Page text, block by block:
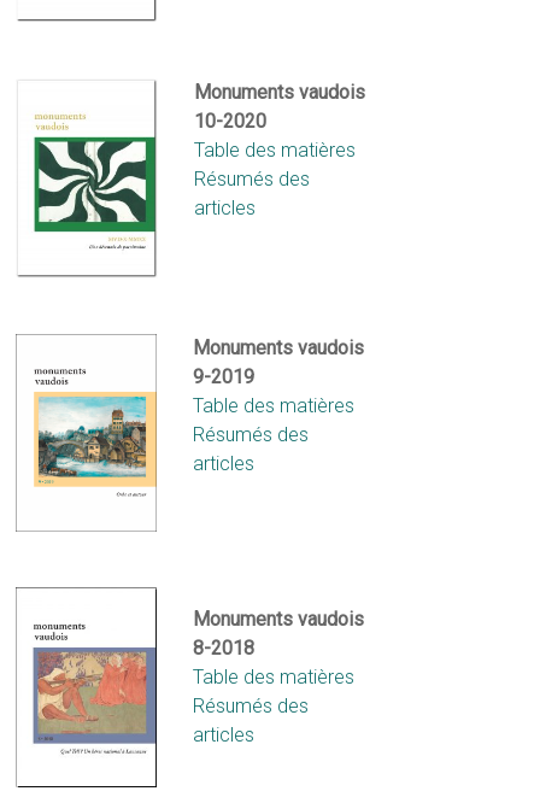
Monuments vaudois
10-2020
Table des matières
Résumés des
articles
Monuments vaudois
9-2019
Table des matières
Résumés des
articles
Monuments vaudois
8-2018
Table des matières
Résumés des
articles